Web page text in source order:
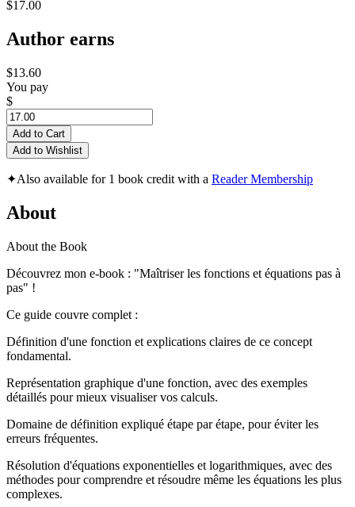
$17.00
Author earns
$13.60
You pay
$
Add to Cart
Add to Wishlist
✦Also available for 1 book credit with a Reader Membership
About
About the Book
Découvrez mon e-book : "Maîtriser les fonctions et équations pas à
pas" !
Ce guide couvre complet :
Définition d'une fonction et explications claires de ce concept
fondamental.
Représentation graphique d'une fonction, avec des exemples
détaillés pour mieux visualiser vos calculs.
Domaine de définition expliqué étape par étape, pour éviter les
erreurs fréquentes.
Résolution d'équations exponentielles et logarithmiques, avec des
méthodes pour comprendre et résoudre même les équations les plus
complexes.